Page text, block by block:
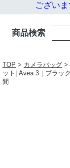
ござい
商品検索
TOP > カメラバッグ >
ット| Avea 3｜ブラッ
間